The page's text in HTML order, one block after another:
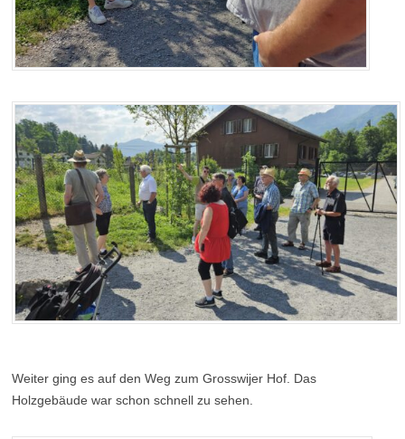
Weiter ging es auf den Weg zum Grosswijer Hof. Das
Holzgebäude war schon schnell zu sehen.